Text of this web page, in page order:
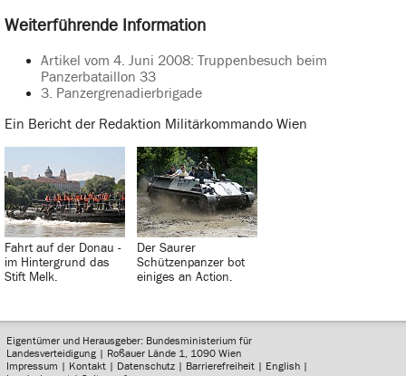
Weiterführende Information
Artikel vom 4. Juni 2008: Truppenbesuch beim
Panzerbataillon 33
3. Panzergrenadierbrigade
Ein Bericht der Redaktion Militärkommando Wien
Fahrt auf der Donau -
im Hintergrund das
Stift Melk.
Der Saurer
Schützenpanzer bot
einiges an Action.
Eigentümer und Herausgeber: Bundesministerium für
Landesverteidigung | Roßauer Lände 1, 1090 Wien
Impressum | Kontakt | Datenschutz | Barrierefreiheit | English |